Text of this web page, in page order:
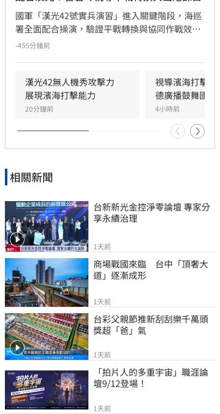
國軍「漢光42號實兵演習」進入關鍵階段，海巡
署全面配合操演，驗證平戰轉換與協同作戰效
能。海委會主委管碧玲親赴台北港與左營軍港視
-455分鐘前
漢光42無人機秀攻擊力
展現濱海打擊能力
20分鐘前
視導濱海打擊
德廣播鼓舞國軍
4小時前
相關新聞
台新新光金控淨零論壇 專家分
享永續治理
1天前
商場戰國來臨　台中「頂奢大
道」逐漸成形
1天前
台彩父親節推新刮刮樂千萬頭
獎超「爸」氣
1天前
「拍片人的多重宇宙」職涯論
壇9/12登場！
1天前